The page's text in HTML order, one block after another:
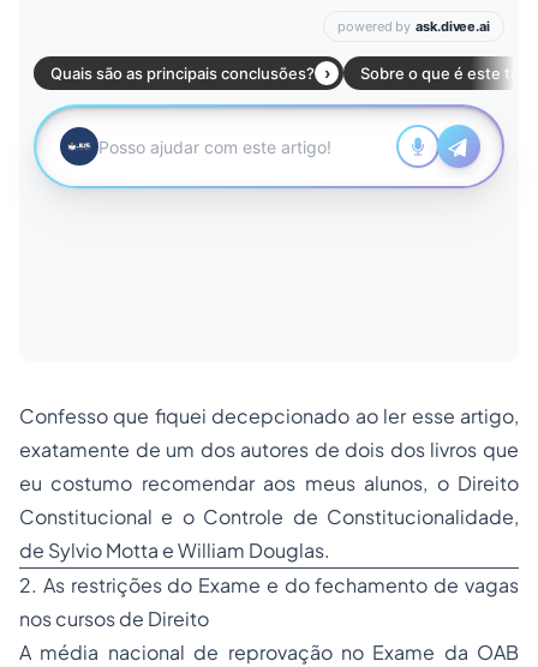
Confesso que fiquei decepcionado ao ler esse artigo,
exatamente de um dos autores de dois dos livros que
eu costumo recomendar aos meus alunos, o Direito
Constitucional e o Controle de Constitucionalidade,
de Sylvio Motta e William Douglas.
2. As restrições do Exame e do fechamento de vagas
nos cursos de Direito
A média nacional de reprovação no Exame da OAB